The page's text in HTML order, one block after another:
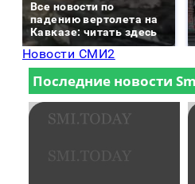
Все новости по
падению вертолета на
Кавказе: читать здесь
Новости СМИ2